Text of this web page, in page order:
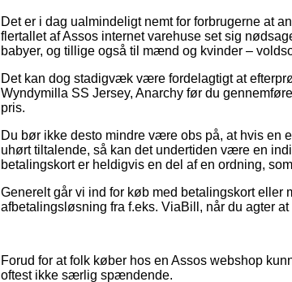
Det er i dag ualmindeligt nemt for forbrugerne at
flertallet af Assos internet varehuse set sig
babyer, og tillige også til mænd og kvinder –
Det kan dog stadigvæk være fordelagtigt at
Wyndymilla SS Jersey, Anarchy før du
pris.
Du bør ikke desto mindre være obs på, at hvis en
uhørt tiltalende, så kan det undertiden være en
betalingskort er heldigvis en del af en ordning,
Generelt går vi ind for køb med betalingskort
afbetalingsløsning fra f.eks. ViaBill, når du agter
Forud for at folk køber hos en Assos webshop
oftest ikke særlig spændende.